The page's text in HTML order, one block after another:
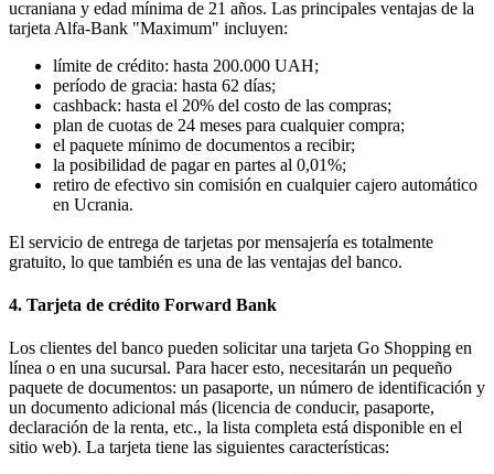
ucraniana y edad mínima de 21 años. Las principales ventajas de la
tarjeta Alfa-Bank "Maximum" incluyen:
límite de crédito: hasta 200.000 UAH;
período de gracia: hasta 62 días;
cashback: hasta el 20% del costo de las compras;
plan de cuotas de 24 meses para cualquier compra;
el paquete mínimo de documentos a recibir;
la posibilidad de pagar en partes al 0,01%;
retiro de efectivo sin comisión en cualquier cajero automático
en Ucrania.
El servicio de entrega de tarjetas por mensajería es totalmente
gratuito, lo que también es una de las ventajas del banco.
4. Tarjeta de crédito Forward Bank
Los clientes del banco pueden solicitar una tarjeta Go Shopping en
línea o en una sucursal. Para hacer esto, necesitarán un pequeño
paquete de documentos: un pasaporte, un número de identificación y
un documento adicional más (licencia de conducir, pasaporte,
declaración de la renta, etc., la lista completa está disponible en el
sitio web). La tarjeta tiene las siguientes características: